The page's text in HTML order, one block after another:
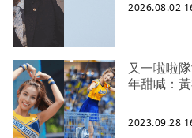
2026.08.02
又一啦啦
年甜喊：
2023.09.28